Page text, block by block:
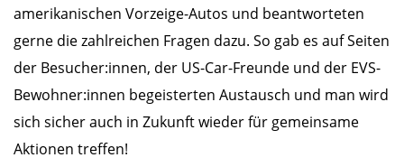
amerikanischen Vorzeige-Autos und beantworteten
gerne die zahlreichen Fragen dazu. So gab es auf Seiten
der Besucher:innen, der US-Car-Freunde und der EVS-
Bewohner:innen begeisterten Austausch und man wird
sich sicher auch in Zukunft wieder für gemeinsame
Aktionen treffen!